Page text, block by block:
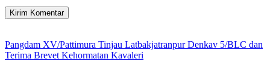
Pangdam XV/Pattimura Tinjau Latbakjatranpur Denkav 5/BLC dan
Terima Brevet Kehormatan Kavaleri